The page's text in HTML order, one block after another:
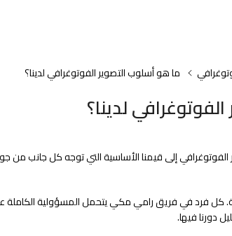
ما هو أسلوب التصوير الفوتوغرافي لدينا؟
لدينا؟
إلى قيمنا الأساسية التي توجه كل جانب من
كل فرد في فريق رامي مكي يتحمل المسؤولية الكاملة
دورنا فيها.